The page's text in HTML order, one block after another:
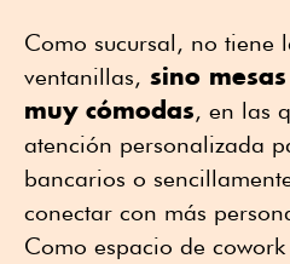
Como sucursal, no tiene
ventanillas, sino
muy cómodas, en las
atención personalizada
bancarios o
conectar con más
Como espacio de